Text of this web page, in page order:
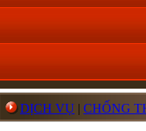
DỊCH VỤ | CHỐNG